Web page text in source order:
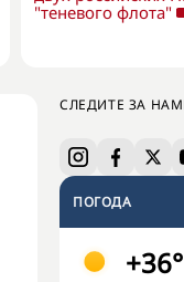
"теневого флота"
СЛЕДИТЕ ЗА
ПОГОДА
+36°